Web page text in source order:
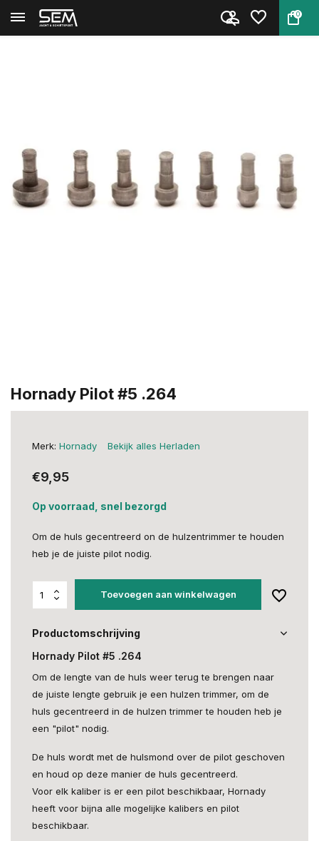
0
Terug Home
Hornady Pilot #5 .264
Merk: Hornady Bekijk alles Herladen
€9,95
Op voorraad, snel bezorgd
Om de huls gecentreerd on de hulzentrimmer te houden
heb je de juiste pilot nodig.
Toevoegen aan winkelwagen
Productomschrijving
Hornady Pilot #5 .264
Om de lengte van de huls weer terug te brengen naar
de juiste lengte gebruik je een hulzen trimmer, om de
huls gecentreerd in de hulzen trimmer te houden heb je
een "pilot" nodig.
De huls wordt met de hulsmond over de pilot geschoven
en houd op deze manier de huls gecentreerd.
Voor elk kaliber is er een pilot beschikbaar, Hornady
heeft voor bijna alle mogelijke kalibers en pilot
beschikbaar.